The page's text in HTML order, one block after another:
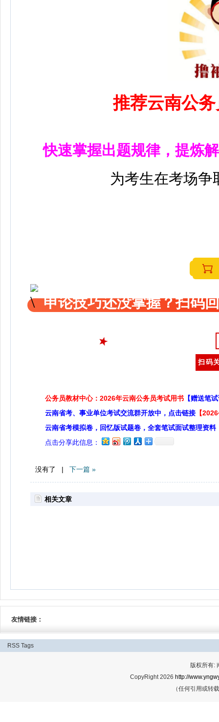
推荐云南公
快速掌握出题规律，提炼
为考生在考场争
申论技巧还没掌握？扫码
扫码
公务员教材中心：2026年云南公务员考试用书 【赠送笔
云南省考、事业单位考试交流群开放中，点击链接 【
云南省考模拟卷，回忆版试题卷，全套笔试面试整理资料
点击分享此信息：
没有了 | 下一篇 »
相关文章
友情链接：
RSS Tags
版权所有:
CopyRight 2026 http://
（任何引用或转